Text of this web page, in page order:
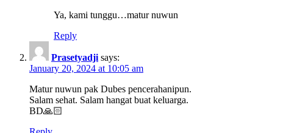
Ya, kami tunggu…matur nuwun
Reply
Prasetyadji says:
January 20, 2024 at 10:05 am
Matur nuwun pak Dubes pencerahanipun.
Salam sehat. Salam hangat buat keluarga.
BD🙏🏻